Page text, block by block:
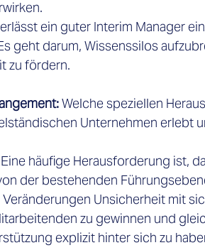
ein guter Interim Manager
geht darum, Wissenssilos
zu fördern.
Welche speziellen
Unternehmen erlebt
Eine häufige Herausforderung ist,
der bestehenden
Unsicherheit mit
zu gewinnen und
explizit hinter sich zu